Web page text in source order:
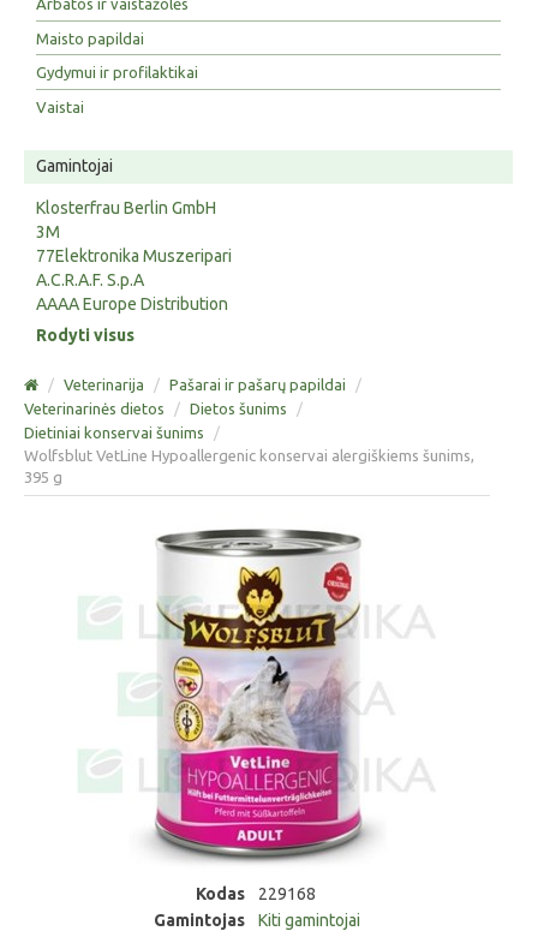
Maisto papildai
Gydymui ir profilaktikai
Vaistai
Gamintojai
Klosterfrau Berlin GmbH
3M
77Elektronika Muszeripari
A.C.R.A.F. S.p.A
AAAA Europe Distribution
Rodyti visus
/ Veterinarija / Pašarai ir pašarų papildai
/
Veterinarinės dietos
/ Dietos šunims
/
Dietiniai konservai šunims
/
Wolfsblut VetLine Hypoallergenic konservai alergiškiems šunims,
395 g
Kodas
229168
Gamintojas
Kiti gamintojai